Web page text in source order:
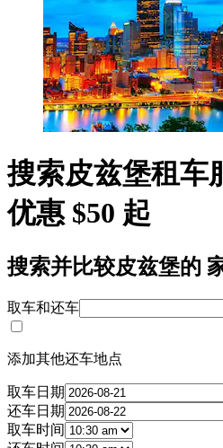
搜索皮兹堡租车
优惠 $50 起
搜索并比较皮兹堡的
取车和还车
添加其他还车地点
取车日期
还车日期
取车时间